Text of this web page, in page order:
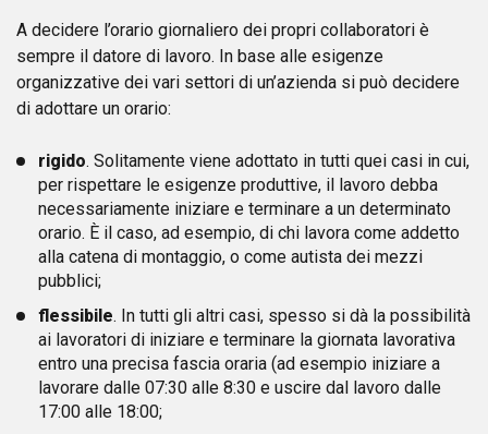
A decidere l’orario giornaliero dei propri collaboratori è
sempre il datore di lavoro. In base alle esigenze
organizzative dei vari settori di un’azienda si può decidere
di adottare un orario:
rigido. Solitamente viene adottato in tutti quei casi in cui,
per rispettare le esigenze produttive, il lavoro debba
necessariamente iniziare e terminare a un determinato
orario. È il caso, ad esempio, di chi lavora come addetto
alla catena di montaggio, o come autista dei mezzi
pubblici;
flessibile. In tutti gli altri casi, spesso si dà la possibilità
ai lavoratori di iniziare e terminare la giornata lavorativa
entro una precisa fascia oraria (ad esempio iniziare a
lavorare dalle 07:30 alle 8:30 e uscire dal lavoro dalle
17:00 alle 18:00;